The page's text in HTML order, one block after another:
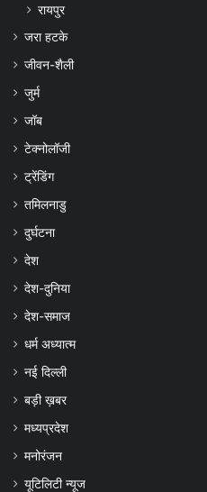
रायपुर
जरा हटके
जीवन-शैली
जुर्म
जॉब
टेक्नोलॉजी
ट्रेंडिंग
तमिलनाडु
दुर्घटना
देश
देश-दुनिया
देश-समाज
धर्म अध्यात्म
नई दिल्ली
बड़ी ख़बर
मध्यप्रदेश
मनोरंजन
यूटिलिटी न्यूज